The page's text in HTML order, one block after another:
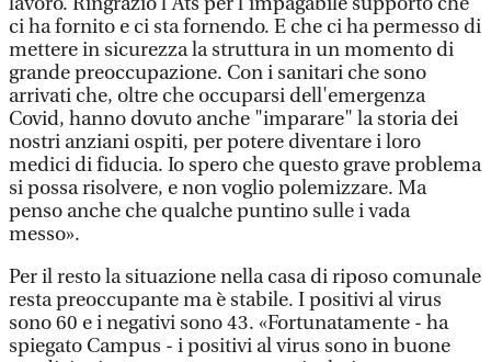
ci ha fornito e ci sta fornendo. E che ci ha permesso di
mettere in sicurezza la struttura in un momento di
grande preoccupazione. Con i sanitari che sono
arrivati che, oltre che occuparsi dell'emergenza
Covid, hanno dovuto anche "imparare" la storia dei
nostri anziani ospiti, per potere diventare i loro
medici di fiducia. Io spero che questo grave problema
si possa risolvere, e non voglio polemizzare. Ma
penso anche che qualche puntino sulle i vada
messo».
Per il resto la situazione nella casa di riposo comunale
resta preoccupante ma è stabile. I positivi al virus
sono 60 e i negativi sono 43. «Fortunatamente - ha
spiegato Campus - i positivi al virus sono in buone